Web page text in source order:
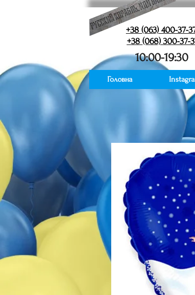
+38 (063) 400-37-
+38 (068) 300-37-
10:00-19:30
Головна